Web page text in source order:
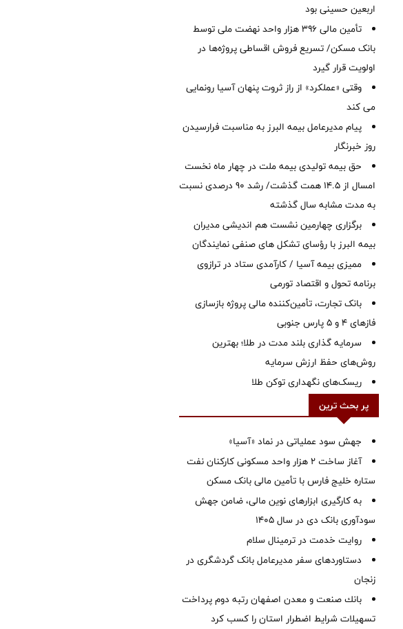
اربعین حسینی بود
تأمین مالی ۳۹۶ هزار واحد نهضت ملی توسط
بانک مسکن/ تسریع فروش اقساطی پروژه‌ها در
اولویت قرار گیرد
وقتی «عملکرد» از راز ثروت پنهان آسیا رونمایی
می کند
پیام مدیرعامل بیمه البرز به مناسبت فرارسیدن
روز خبرنگار
حق بیمه تولیدی بیمه ملت در چهار ماه نخست
امسال از 14.5 همت گذشت/ رشد 90 درصدی نسبت
به مدت مشابه سال گذشته
برگزاری چهارمین نشست هم اندیشی مدیران
بیمه البرز با رؤسای تشکل های صنفی نمایندگان
ممیزی بیمه آسیا / کارآمدی ستاد در ترازوی
برنامه تحول و اقتصاد تورمی
بانک تجارت، تأمین‌کننده مالی پروژه بازسازی
فازهای ۴ و ۵ پارس جنوبی
سرمایه گذاری بلند مدت در طلا؛ بهترین
روش‌های حفظ ارزش سرمایه
ریسک‌های نگهداری توکن طلا
پر بحث ترین
جهش سود عملیاتی در نماد «آسیا»
آغاز ساخت ۲ هزار واحد مسکونی کارکنان نفت
ستاره خلیج فارس با تأمین مالی بانک مسکن
به کارگیری ابزارهای نوین مالی، ضامن جهش
سودآوری بانک دی در سال 1405
روایت خدمت در ترمینال سلام
دستاوردهای سفر مدیرعامل بانک گردشگری در
زنجان
بانك صنعت و معدن اصفهان رتبه دوم پرداخت
تسهیلات شرایط اضطرار استان را كسب كرد